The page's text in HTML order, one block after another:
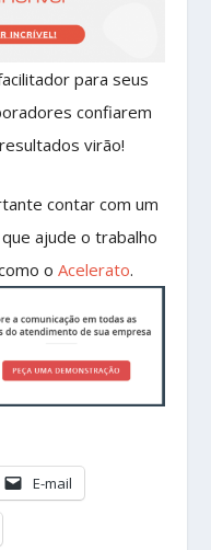
para seus
confiarem
virão!
contar com um
ajude o trabalho
oAcelerato.
E-mail